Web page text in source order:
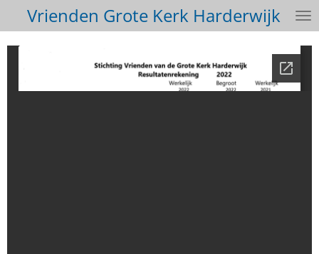
direct
naar
Vrienden Grote Kerk Harderwijk